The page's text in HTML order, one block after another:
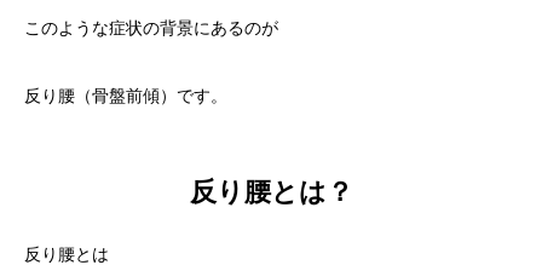
このような症状の背景にあるのが
反り腰（骨盤前傾）です。
反り腰とは？
反り腰とは